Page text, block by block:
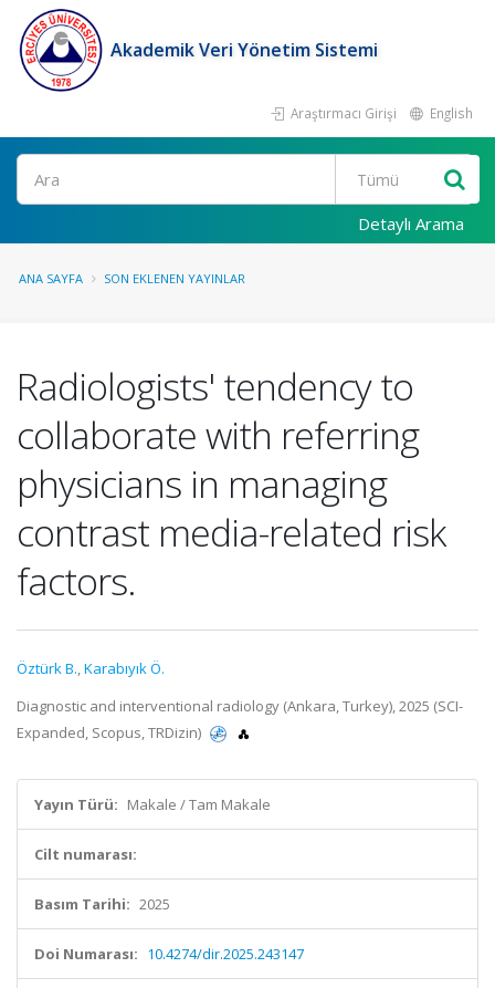
Akademik Veri Yönetim Sistemi
Araştırmacı Girişi English
Ara
Detaylı Arama
ANA SAYFA SON EKLENEN YAYINLAR
Radiologists' tendency to
collaborate with referring
physicians in managing
contrast media-related risk
factors.
Öztürk B.,Karabıyık Ö.
Diagnostic and interventional radiology (Ankara, Turkey), 2025 (SCI-
Expanded, Scopus, TRDizin)
Yayın Türü: Makale / Tam Makale
Cilt numarası:
Basım Tarihi: 2025
Doi Numarası: 10.4274/dir.2025.243147